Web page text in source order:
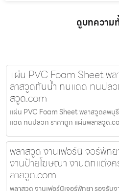
ดูบทความ
แผ่น PVC Foam Sheet พ
ลาสวูดกันน้ำ ทนแดด ทนปล
สวูด.com
แผ่น PVC Foam Sheet พลาสวูดลพ
แดด ทนปลวก ราคาถูก แผ่นพลาสวูด
พลาสวูด งานเฟอร์นิเจอร์พัท
งานป้ายโฆษณา งานตกแต่ง
ลาสวูด.com
พลาสวูด งานเฟอร์นิเจอร์พัทยา รองรับ